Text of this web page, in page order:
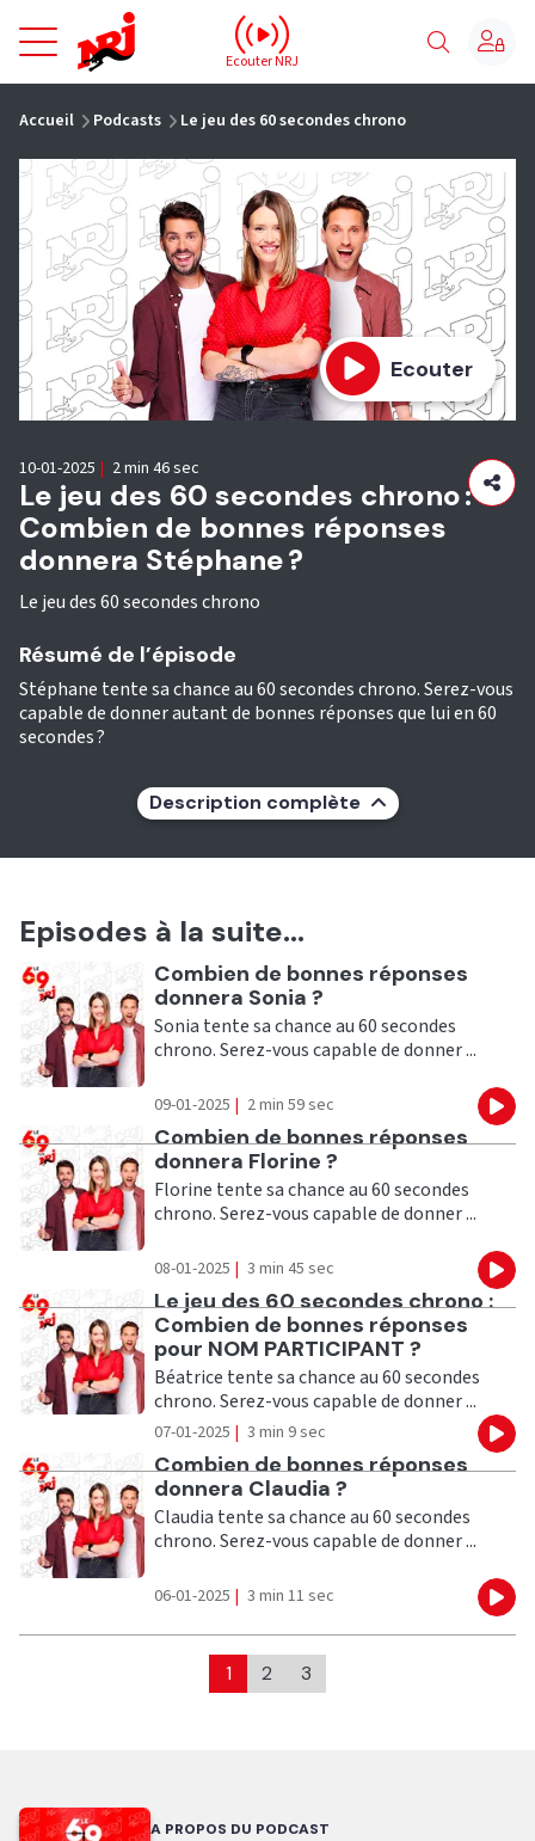
NRJ - Accueil
Ecouter NRJ
Accueil Podcasts Le jeu des 60 secondes chrono
Ecouter
Le jeu des 60 secondes chrono :
Combien de bonnes réponses
donnera Stéphane ?
Le jeu des 60 secondes chrono
10-01-2025 | 2 min 46 sec
Résumé de l’épisode
Stéphane tente sa chance au 60 secondes chrono. Serez-vous
capable de donner autant de bonnes réponses que lui en 60
secondes ?
Description complète
Episodes à la suite...
Ecouter
Combien de bonnes réponses
donnera Sonia ?
Sonia tente sa chance au 60 secondes
chrono. Serez-vous capable de donner ...
09-01-2025 | 2 min 59 sec
Ecouter
Combien de bonnes réponses
donnera Florine ?
Florine tente sa chance au 60 secondes
chrono. Serez-vous capable de donner ...
08-01-2025 | 3 min 45 sec
Ecouter
Le jeu des 60 secondes chrono :
Combien de bonnes réponses
pour NOM PARTICIPANT ?
Béatrice tente sa chance au 60 secondes
chrono. Serez-vous capable de donner ...
07-01-2025 | 3 min 9 sec
Ecouter
Combien de bonnes réponses
donnera Claudia ?
Claudia tente sa chance au 60 secondes
chrono. Serez-vous capable de donner ...
06-01-2025 | 3 min 11 sec
1 2 3
A PROPOS DU PODCAST